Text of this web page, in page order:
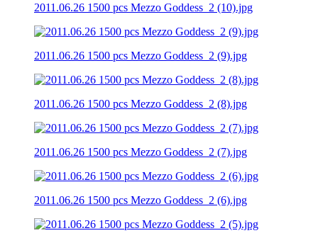
2011.06.26 1500 pcs Mezzo Goddess_2 (10).jpg
2011.06.26 1500 pcs Mezzo Goddess_2 (9).jpg
2011.06.26 1500 pcs Mezzo Goddess_2 (8).jpg
2011.06.26 1500 pcs Mezzo Goddess_2 (7).jpg
2011.06.26 1500 pcs Mezzo Goddess_2 (6).jpg